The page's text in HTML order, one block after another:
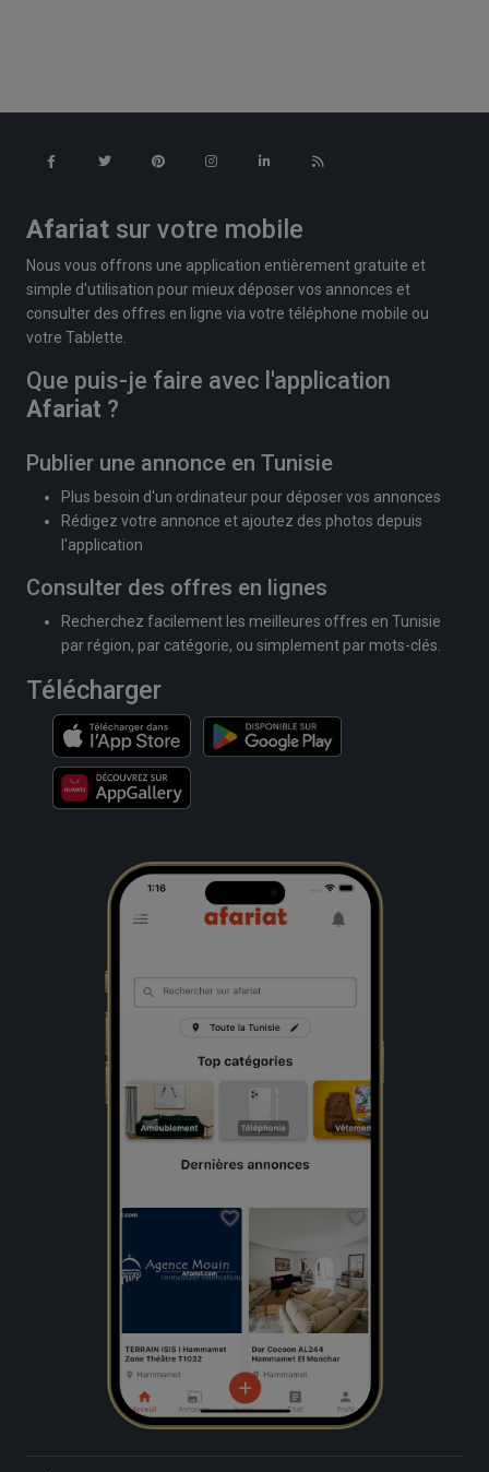
Afariat sur votre mobile
Nous vous offrons une application entièrement gratuite et
simple d'utilisation pour mieux déposer vos annonces et
consulter des offres en ligne via votre téléphone mobile ou
votre Tablette.
Que puis-je faire avec l'application
Afariat ?
Publier une annonce en Tunisie
Plus besoin d'un ordinateur pour déposer vos annonces
Rédigez votre annonce et ajoutez des photos depuis
l'application
Consulter des offres en lignes
Recherchez facilement les meilleures offres en Tunisie
par région, par catégorie, ou simplement par mots-clés.
Télécharger